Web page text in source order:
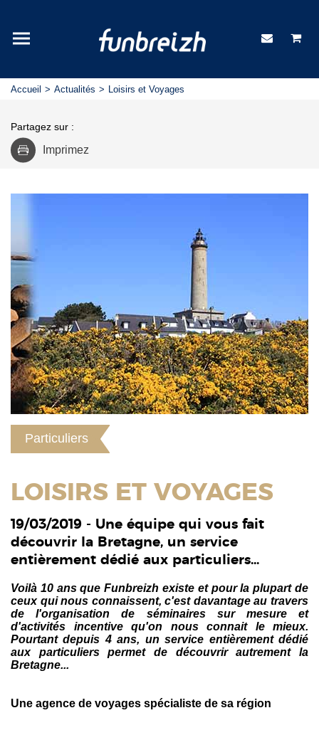
Accueil Actualités Loisirs et Voyages
Partagez sur :
Imprimez
Particuliers
LOISIRS ET VOYAGES
19/03/2019 - Une équipe qui vous fait
découvrir la Bretagne, un service
entièrement dédié aux particuliers...
Voilà 10 ans que Funbreizh existe et pour la plupart de
ceux qui nous connaissent, c'est davantage au travers
de l'organisation de séminaires sur mesure et
d'activités incentive qu'on nous connait le mieux.
Pourtant depuis 4 ans, un service entièrement dédié
aux particuliers permet de découvrir autrement la
Bretagne...
Une agence de voyages spécialiste de sa région